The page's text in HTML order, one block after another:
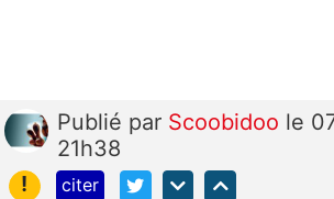
Publié par Scoobidoo le
21h38
!
citer